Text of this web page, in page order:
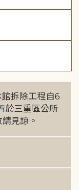
拆除工程自6
於三重區公所
見諒。